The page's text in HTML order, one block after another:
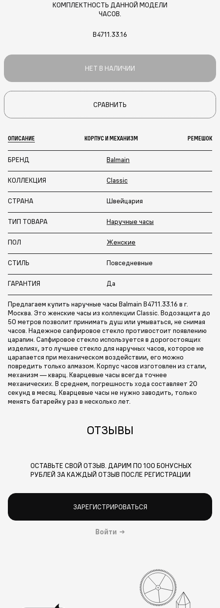
КОМПЛЕКТНОСТЬ ДАННОЙ МОДЕЛИ
ЧАСОВ.
B4711.33.16
НЕТ В НАЛИЧИИ
СРАВНИТЬ
ОПИСАНИЕ КОРПУС И МЕХАНИЗМ РЕМЕШОК
БРЕНД Balmain
КОЛЛЕКЦИЯ Classic
СТРАНА Швейцария
ТИП ТОВАРА Наручные часы
ПОЛ Женские
СТИЛЬ Повседневные
ГАРАНТИЯ Да
Предлагаем купить наручные часы Balmain B4711.33.16 в г.
Москва. Это женские часы из коллекции Classic. Водозащита до
50 метров позволит принимать душ или умываться, не снимая
часов. Надежное сапфировое стекло противостоит появлению
царапин. Сапфировое стекло используется в дорогостоящих
изделиях, это лучшее стекло для наручных часов, которое не
царапается при механическом воздействии, его можно
повредить только алмазом. Корпус часов изготовлен из стали,
механизм — кварц. Кварцевые часы всегда точнее
механических. В среднем, погрешность хода составляет 20
секунд в месяц. Кварцевые часы не нужно заводить, только
менять батарейку раз в несколько лет.
ОТЗЫВЫ
ОСТАВЬТЕ СВОЙ ОТЗЫВ. ДАРИМ ПО 100 БОНУСНЫХ
РУБЛЕЙ ЗА КАЖДЫЙ ОТЗЫВ ПОСЛЕ РЕГИСТРАЦИИ
ЗАРЕГИСТРИРОВАТЬСЯ
Войти →